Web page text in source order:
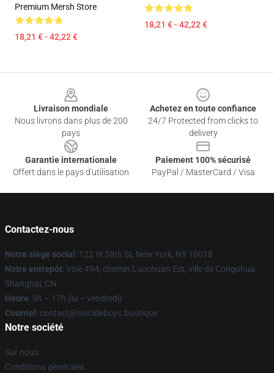
Premium Mersh Store
18,21 € - 42,22 €
18,21 € - 42,22 €
Livraison mondiale
Nous livrons dans plus de 200
pays
Achetez en toute confiance
24/7 Protected from clicks to
delivery
Garantie internationale
Offert dans le pays d'utilisation
Paiement 100% sécurisé
PayPal / MasterCard / Visa
Contactez-nous
Notre siège social : 122 W 38th St, New York, NY 10018
Notre entrepôt: Voie 494, chemin Luochuan Est, ville de Conguhua,
Shanghai, CN
Heure: 9h – 17h (lu – vendredi)
Courriel : contact@suicideboys.boutique
Notre société
Sur nous
Conditions générales